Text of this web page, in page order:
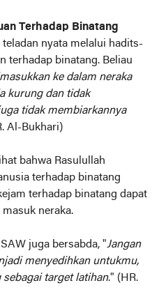
Terhadap Binatang
nyata melalui hadits-
terhadap binatang. Beliau
ke dalam neraka
kurung dan tidak
tidak membiarkannya
Al-Bukhari)
bahwa Rasulullah
terhadap binatang
terhadap binatang dapat
neraka.
juga bersabda, "Jangan
menyedihkan untukmu,
target latihan." (HR.